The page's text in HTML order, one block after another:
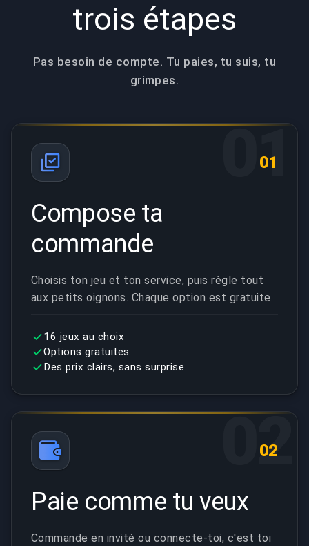
trois étapes
Pas besoin de compte. Tu paies, tu suis, tu
grimpes.
01
01
Compose ta
commande
Choisis ton jeu et ton service, puis règle tout
aux petits oignons. Chaque option est gratuite.
16 jeux au choix
Options gratuites
Des prix clairs, sans surprise
02
02
Paie comme tu veux
Commande en invité ou connecte-toi, c'est toi